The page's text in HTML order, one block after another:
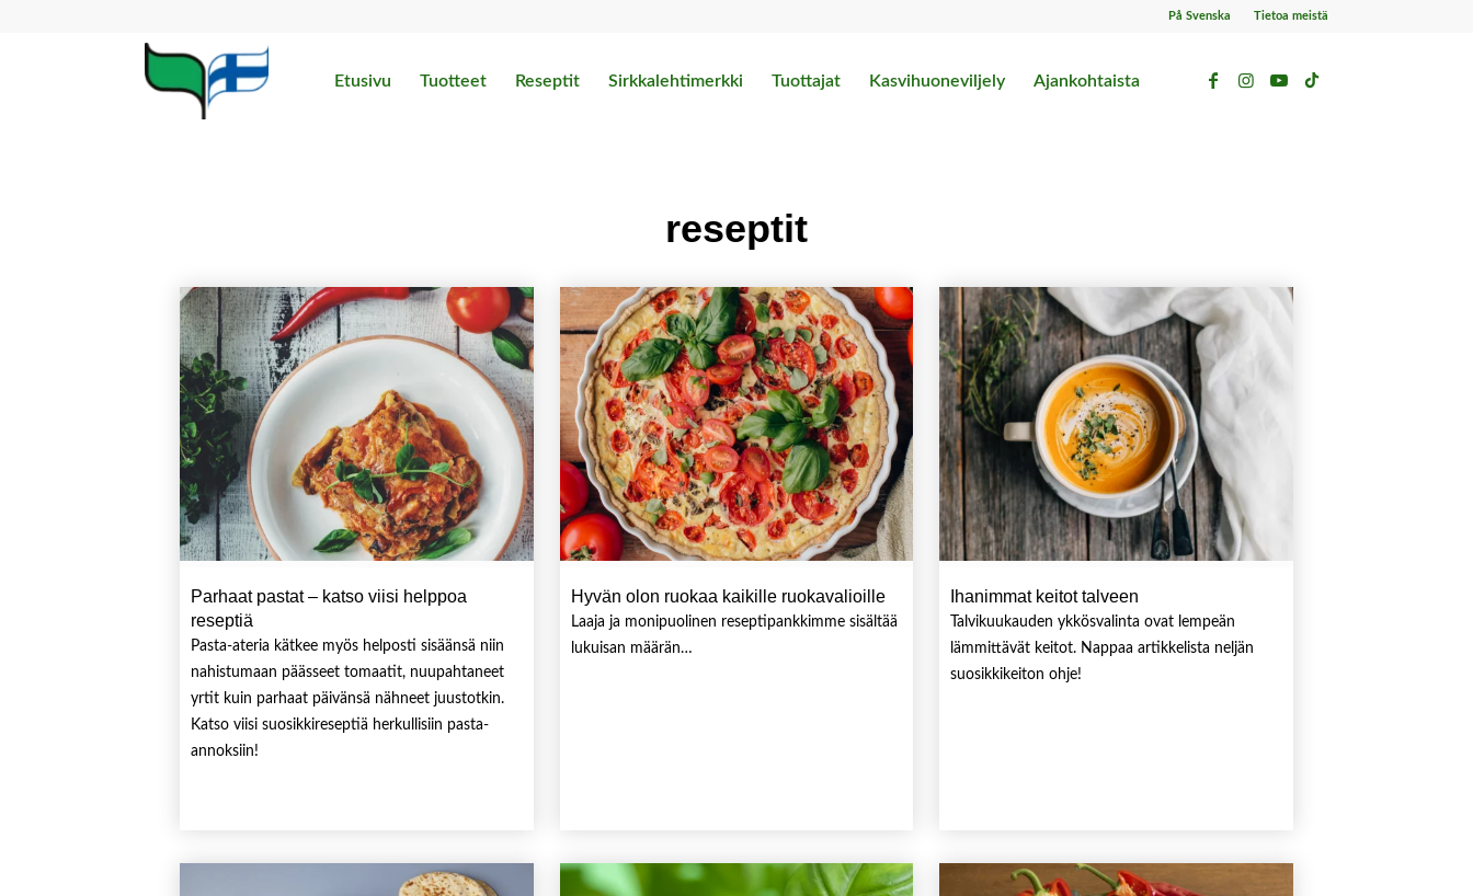
På Svenska Tietoa meistä
Etusivu Tuotteet Reseptit Sirkkalehtimerkki Tuottajat Kasvihuoneviljely Ajankohtaista
reseptit
Parhaat pastat – katso viisi helppoa
reseptiä
Pasta-ateria kätkee myös helposti sisäänsä niin
nahistumaan päässeet tomaatit, nuupahtaneet
yrtit kuin parhaat päivänsä nähneet juustotkin.
Katso viisi suosikkireseptiä herkullisiin pasta-
annoksiin!
Hyvän olon ruokaa kaikille ruokavalioille
Laaja ja monipuolinen reseptipankkimme sisältää
lukuisan määrän…
Ihanimmat keitot talveen
Talvikuukauden ykkösvalinta ovat lempeän
lämmittävät keitot. Nappaa artikkelista neljän
suosikkikeiton ohje!